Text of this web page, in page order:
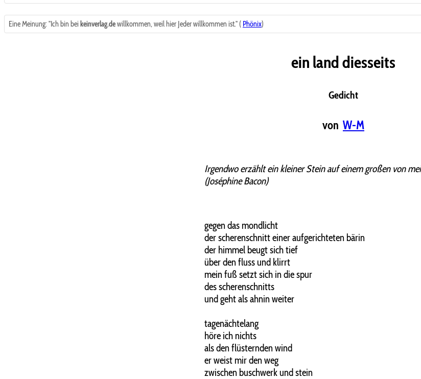
Eine Meinung: "Ich bin bei keinverlag.dewillkommen, weil hier Jeder willkommen ist." ( Phönix)
ein land diesseits
Gedicht
von W-M
Irgendwo erzählt ein kleiner Stein auf einem großen von
(Joséphine Bacon)
gegen das mondlicht
der scherenschnitt einer aufgerichteten bärin
der himmel beugt sich tief
über den fluss und klirrt
mein fuß setzt sich in die spur
des scherenschnitts
und geht als ahnin weiter
tagenächtelang
höre ich nichts
als den flüsternden wind
er weist mir den weg
zwischen buschwerk und stein